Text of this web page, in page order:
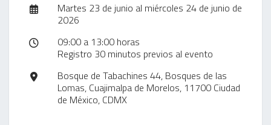
Martes 23 de junio al miércoles 24 de junio de
2026
09:00 a 13:00 horas
Registro 30 minutos previos al evento
Bosque de Tabachines 44, Bosques de las
Lomas, Cuajimalpa de Morelos, 11700 Ciudad
de México, CDMX